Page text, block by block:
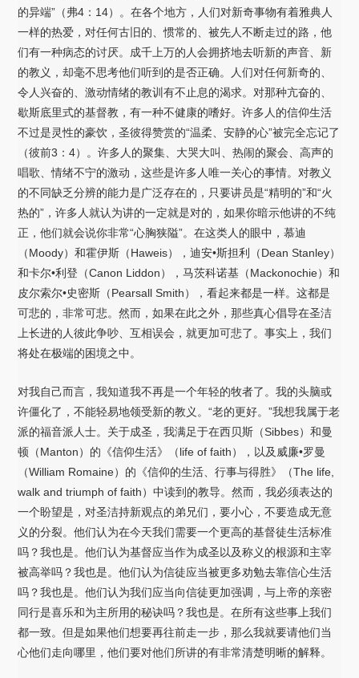
的异端”（弗4：14）。在各个地方，人们对新奇事物有着雅典人
一样的热爱，对任何古旧的、惯常的、被先人不断走过的路，他
们有一种病态的讨厌。成千上万的人会拥挤地去听新的声音、新
的教义，却毫不思考他们听到的是否正确。人们对任何新奇的、
令人兴奋的、激动情绪的教训有不止息的渴求。对那种亢奋的、
歇斯底里式的基督教，有一种不健康的嗜好。许多人的信仰生活
不过是灵性的豪饮，圣彼得赞赏的“温柔、安静的心”被完全忘记了
（彼前3：4）。许多人的聚集、大哭大叫、热闹的聚会、高声的
唱歌、情绪不宁的激动，这些是许多人唯一关心的事情。对教义
的不同缺乏分辨的能力是广泛存在的，只要讲员是“精明的”和“火
热的”，许多人就认为讲的一定就是对的，如果你暗示他讲的不纯
正，他们就会说你非常“心胸狭隘”。在这类人的眼中，慕迪
（Moody）和霍伊斯（Haweis），迪安•斯担利（Dean Stanley）
和卡尔•利登（Canon Liddon），马茨科诺基（Mackonochie）和
皮尔索尔•史密斯（Pearsall Smith），看起来都是一样。这都是
可悲的，非常可悲。然而，如果在此之外，那些真心倡导在圣洁
上长进的人彼此争吵、互相误会，就更加可悲了。事实上，我们
将处在极端的困境之中。
对我自己而言，我知道我不再是一个年轻的牧者了。我的头脑或
许僵化了，不能轻易地领受新的教义。“老的更好。”我想我属于老
派的福音派人士。关于成圣，我满足于在西贝斯（Sibbes）和曼
顿（Manton）的《信仰生活》（life of faith），以及威廉•罗曼
（William Romaine）的《信仰的生活、行事与得胜》（The life,
walk and triumph of faith）中读到的教导。然而，我必须表达的
一个盼望是，对圣洁持新观点的弟兄们，要小心，不要造成无意
义的分裂。他们认为在今天我们需要一个更高的基督徒生活标准
吗？我也是。他们认为基督应当作为成圣以及称义的根源和主宰
被高举吗？我也是。他们认为信徒应当被更多劝勉去靠信心生活
吗？我也是。他们认为我们应当向信徒更加强调，与上帝的亲密
同行是喜乐和为主所用的秘诀吗？我也是。在所有这些事上我们
都一致。但是如果他们想要再往前走一步，那么我就要请他们当
心他们走向哪里，他们要对他们所讲的有非常清楚明晰的解释。